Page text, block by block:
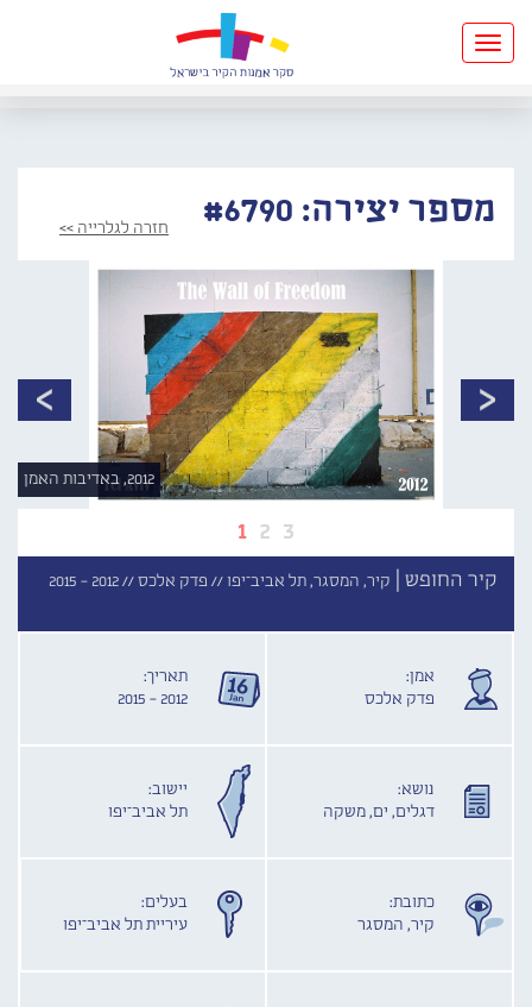
Toggle
navigation
מספר יצירה: #6790 חזרה לגלרייה >>
1 2 3
2012, באדיבות האמן
קיר החופש | קיר, המסגר, תל אביב־יפו //פדק אלכס //2012 - 2015
אמן:
פדק אלכס
תאריך:
2012 - 2015
נושא:
דגלים, ים, משקה
יישוב:
תל אביב־יפו
כתובת:
קיר, המסגר
בעלים:
עיריית תל אביב־יפו